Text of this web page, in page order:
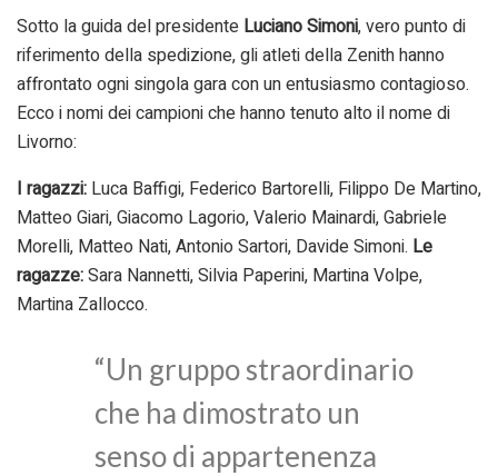
Sotto la guida del presidente Luciano Simoni, vero punto di
riferimento della spedizione, gli atleti della Zenith hanno
affrontato ogni singola gara con un entusiasmo contagioso.
Ecco i nomi dei campioni che hanno tenuto alto il nome di
Livorno:
I ragazzi: Luca Baffigi, Federico Bartorelli, Filippo De Martino,
Matteo Giari, Giacomo Lagorio, Valerio Mainardi, Gabriele
Morelli, Matteo Nati, Antonio Sartori, Davide Simoni. Le
ragazze:Sara Nannetti, Silvia Paperini, Martina Volpe,
Martina Zallocco.
“Un gruppo straordinario
che ha dimostrato un
senso di appartenenza